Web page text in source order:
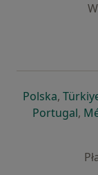
Polskaotwiera
,
Portugal,